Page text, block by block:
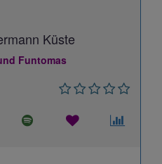
Küste
Funtomas